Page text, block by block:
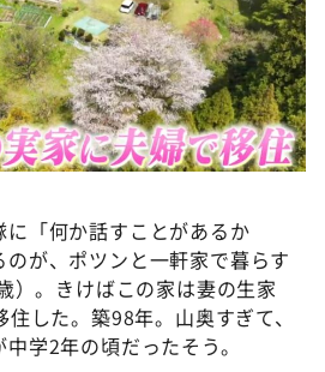
「何か話すことがあるか
が、ポツンと一軒家で暮らす
）。きけばこの家は妻の生家
した。築98年。山奥すぎて、
学2年の頃だったそう。